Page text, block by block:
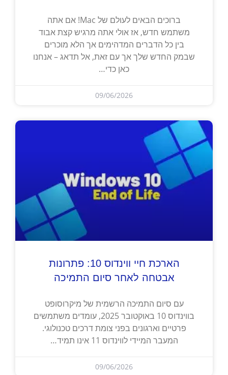
ברוכים הבאים לעולם של Mac! אם אתה
משתמש חדש, אז אולי אתה מרגיש קצת אבוד
בין כל הדברים המדהימים אך הלא מוכרים
שבמק החדש שלך אך עם זאת, אל תדאג – אנחנו
כאן כדי…
09/06/2026
הארכת חיי ווינדוס 10: פתרונות
אבטחה לאחר סיום התמיכה
עם סיום התמיכה הרשמית של מיקרוסופט
בווינדוס 10 באוקטובר 2025, עומדים משתמשים
פרטיים וארגונים בפני צומת דרכים טכנולוגי.
המעבר המיידי לווינדוס 11 אינו תמיד…
09/06/2026